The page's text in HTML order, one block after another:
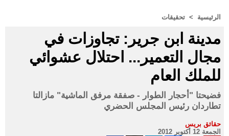
الرئيسية > تحقيقات
مدينة ابن جرير: تجاوزات في
مجال التعمير... احتلال عشوائي
للملك العام
فضيحتا "أحجار الطوار - صفقة مرفق الماشية" مازالتا
تطاردان رئيس المجلس الحضري
حقائق بريس
الجمعة 12 أكتوبر 2012